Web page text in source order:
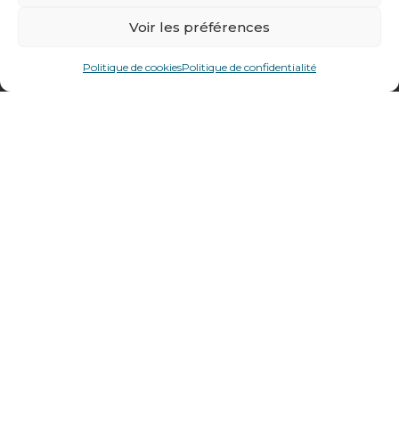
Voir les préférences
Politique de cookiesPolitique de confidentialité
Villefranche sur Saône